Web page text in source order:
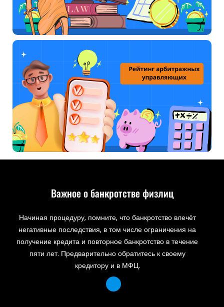
Важное о банкротстве физлиц
Начиная процедуру, помните, что банкротство влечёт
негативные последствия, в том числе ограничения на
получение кредита и повторное банкротство в течение
пяти лет. Предварительно обратитесь к своему
кредитору и в МФЦ.